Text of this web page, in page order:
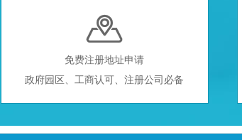

免费注册地址申请
政府园区、工商认可、注册公司必备